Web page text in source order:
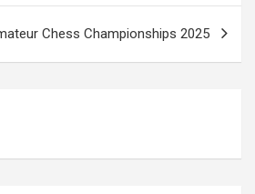
Chess Championships 2025